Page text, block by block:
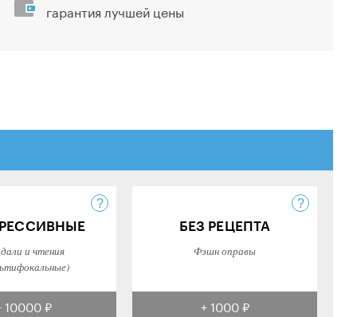
гарантия лучшей цены
и чтения
10000 ₽
БЕЗ РЕЦЕПТА
Фэшн оправы
+ 1000 ₽